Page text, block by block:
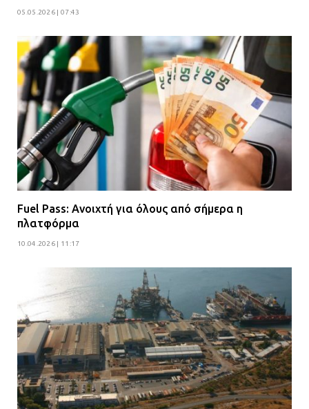
05.05.2026 | 07:43
Fuel Pass: Ανοιχτή για όλους από σήμερα η
πλατφόρμα
10.04.2026 | 11:17